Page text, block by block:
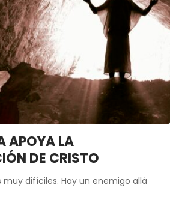
APOYA LA
DE CRISTO
muy difíciles. Hay un enemigo allá